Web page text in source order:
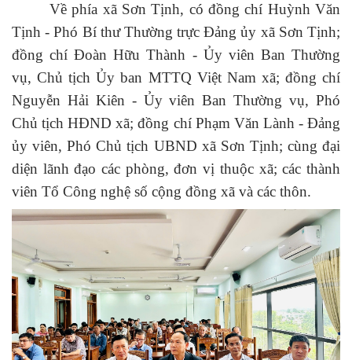
Về phía xã Sơn Tịnh, có đồng chí Huỳnh Văn
Tịnh- Phó Bí thư Thường trực Đảng ủy xã Sơn Tịnh;
đồng chíĐoàn Hữu Thành -Ủy viên Ban Thường
vụ, Chủ tịch Ủy ban MTTQ Việt Nam xã; đồng chí
Nguyễn Hải Kiên -Ủy viên Ban Thường vụ, Phó
Chủ tịch HĐND xã; đồng chí Phạm Văn Lành -Đảng
ủy viên, Phó Chủ tịch UBND xã Sơn Tịnh; cùng đại
diện lãnh đạo các phòng, đơn vị thuộc xã; các thành
viên Tổ Công nghệ số cộng đồng xã và các thôn.